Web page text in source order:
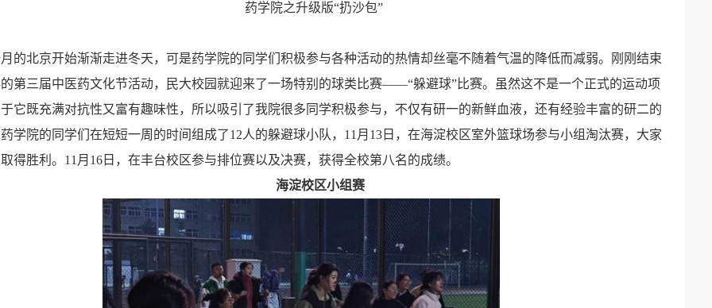
药学院之升级版“扔沙包”
的北京开始渐渐走进冬天，可是药学院的同学们积极参与各种活动的热情却丝毫不随着气温的降低而减弱。刚刚结束
第三届中医药文化节活动，民大校园就迎来了一场特别的球类比赛——“躲避球”比赛。虽然这不是一个正式的运动项
它既充满对抗性又富有趣味性，所以吸引了我院很多同学积极参与，不仅有研一的新鲜血液，还有经验丰富的研二的
学院的同学们在短短一周的时间组成了12人的躲避球小队，11月13日，在海淀校区室外篮球场参与小组淘汰赛，大家
得胜利。11月16日，在丰台校区参与排位赛以及决赛，获得全校第八名的成绩。
海淀校区小组赛